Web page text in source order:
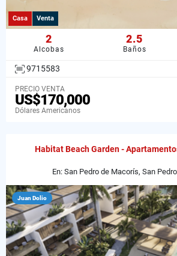
Casa Venta
2
Alcobas
2.5
Baños
9715583
PRECIO VENTA
US$170,000
Dólares Americanos
Habitat Beach Garden -
En: San Pedro de Macorís, San
Juan Dolio